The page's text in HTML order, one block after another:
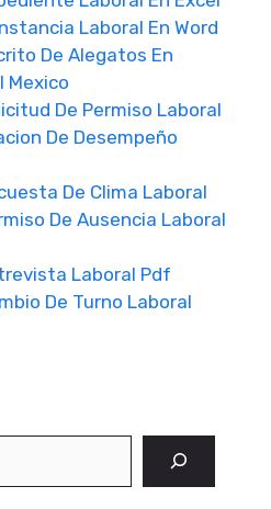
Laboral En Word
De Alegatos En
Mexico
De Permiso Laboral
De Desempeño
De Clima Laboral
De Ausencia Laboral
Laboral Pdf
De Turno Laboral